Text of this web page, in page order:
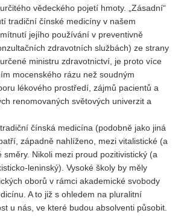
vědeckého pojetí hmoty. „Zásadní“
tradiční čínské medicíny v našem
jejího používání v preventivně
zdravotních službách) ze strany
ministru zdravotnictví, je proto více
mocenského rázu než soudným
lékového prostředí, zájmů pacientů a
renomovaných světových univerzit a
čínská medicína (podobně jako jiná
západně nahlíženo, mezi vitalistické (a
Nikoli mezi proud pozitivistický (a
leninský). Vysoké školy by měly
oborů v rámci akademické svobody
A to již s ohledem na pluralitní
u nás, ve které budou absolventi působit.